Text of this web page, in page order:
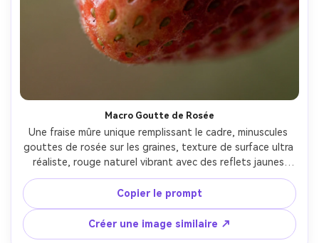
Macro Goutte de Rosée
Une fraise mûre unique remplissant le cadre, minuscules
gouttes de rosée sur les graines, texture de surface ultra
réaliste, rouge naturel vibrant avec des reflets jaunes
subtils, lumière douce du matin en arrière-plan, faible
profondeur de champ avec bokeh crémeux,
photographiée avec un Sony A7R IV, objectif macro
100mm, f/2.8, mise au point nette sur les graines avant,
fond minimal propre, photographie culinaire haut de
Copier le prompt
Créer une image similaire ↗